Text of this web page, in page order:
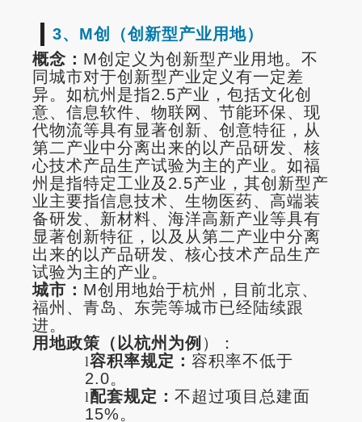
3、M创（创新型产业用地）
概念： M创定义为创新型产业用地。不
同城市对于创新型产业定义有一定差
异。如杭州是指2.5产业，包括文化创
意、信息软件、物联网、节能环保、现
代物流等具有显著创新、创意特征，从
第二产业中分离出来的以产品研发、核
心技术产品生产试验为主的产业。如福
州是指特定工业及2.5产业，其创新型产
业主要指信息技术、生物医药、高端装
备研发、新材料、海洋高新产业等具有
显著创新特征，以及从第二产业中分离
出来的以产品研发、核心技术产品生产
试验为主的产业。
城市： M创用地始于杭州，目前北京、
福州、青岛、东莞等城市已经陆续跟
进。
用地政策（以杭州为例 ）：
l容积率规定： 容积率不低于
2.0。
l配套规定： 不超过项目总建面
15%。